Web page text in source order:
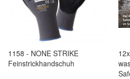
1158 - NONE STRIKE
Feinstrickhandschuh